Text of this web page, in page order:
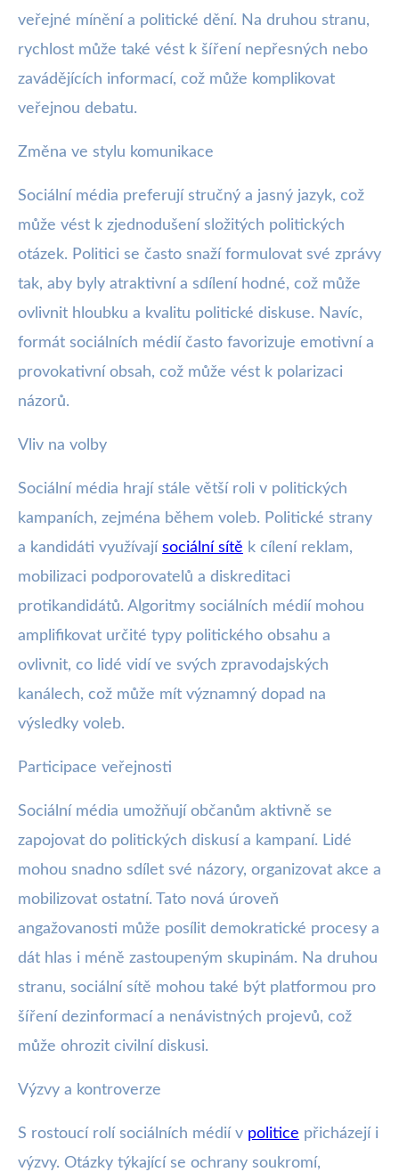
veřejné mínění a politické dění. Na druhou stranu,
rychlost může také vést k šíření nepřesných nebo
zavádějících informací, což může komplikovat
veřejnou debatu.
Změna ve stylu komunikace
Sociální média preferují stručný a jasný jazyk, což
může vést k zjednodušení složitých politických
otázek. Politici se často snaží formulovat své zprávy
tak, aby byly atraktivní a sdílení hodné, což může
ovlivnit hloubku a kvalitu politické diskuse. Navíc,
formát sociálních médií často favorizuje emotivní a
provokativní obsah, což může vést k polarizaci
názorů.
Vliv na volby
Sociální média hrají stále větší roli v politických
kampaních, zejména během voleb. Politické strany
a kandidáti využívají sociální sítě k cílení reklam,
mobilizaci podporovatelů a diskreditaci
protikandidátů. Algoritmy sociálních médií mohou
amplifikovat určité typy politického obsahu a
ovlivnit, co lidé vidí ve svých zpravodajských
kanálech, což může mít významný dopad na
výsledky voleb.
Participace veřejnosti
Sociální média umožňují občanům aktivně se
zapojovat do politických diskusí a kampaní. Lidé
mohou snadno sdílet své názory, organizovat akce a
mobilizovat ostatní. Tato nová úroveň
angažovanosti může posílit demokratické procesy a
dát hlas i méně zastoupeným skupinám. Na druhou
stranu, sociální sítě mohou také být platformou pro
šíření dezinformací a nenávistných projevů, což
může ohrozit civilní diskusi.
Výzvy a kontroverze
S rostoucí rolí sociálních médií v politice přicházejí i
výzvy. Otázky týkající se ochrany soukromí,